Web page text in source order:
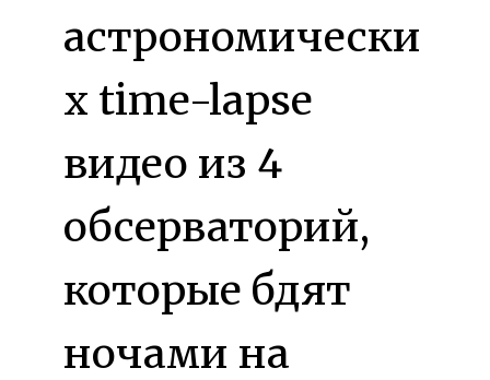
астрономически
х time-lapse
видео из 4
обсерваторий,
которые бдят
ночами на